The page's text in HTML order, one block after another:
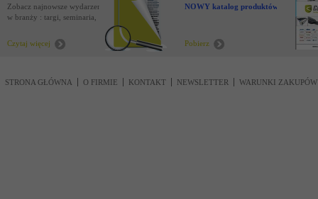
Zobacz najnowsze wydarzenia
w branży : targi, seminaria,
Czytaj więcej
NOWY katalog produktów !
Pobierz
STRONA GŁÓWNA O FIRMIE KONTAKT NEWSLETTER WARUNKI ZAKUPÓW